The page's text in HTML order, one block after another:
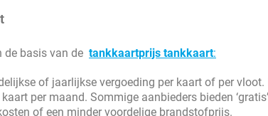
de basis van de tankkaartprijs tankkaart:
of jaarlijkse vergoeding per kaart of per vloot.
per maand. Sommige aanbieders bieden
of een minder voordelige brandstofprijs.